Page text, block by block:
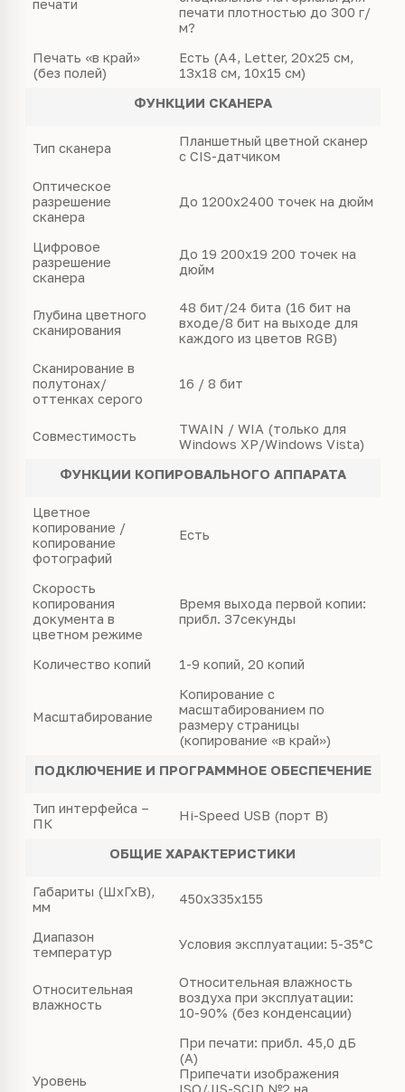
печати
печати плотностью до 300 г/
м?
Печать «в край»
(без полей)
Есть (A4, Letter, 20х25 см,
13х18 см, 10х15 см)
ФУНКЦИИ СКАНЕРА
Тип сканера
Планшетный цветной сканер
с CIS-датчиком
Оптическое
разрешение
сканера
До 1200х2400 точек на дюйм
Цифровое
разрешение
сканера
До 19 200х19 200 точек на
дюйм
Глубина цветного
сканирования
48 бит/24 бита (16 бит на
входе/8 бит на выходе для
каждого из цветов RGB)
Сканирование в
полутонах/
оттенках серого
16 / 8 бит
Совместимость
TWAIN / WIA (только для
Windows XP/Windows Vista)
ФУНКЦИИ КОПИРОВАЛЬНОГО АППАРАТА
Цветное
копирование /
копирование
фотографий
Есть
Скорость
копирования
документа в
цветном режиме
Время выхода первой копии:
прибл. 37секунды
Количество копий 1-9 копий, 20 копий
Масштабирование
Копирование c
масштабированием по
размеру страницы
(копирование «в край»)
ПОДКЛЮЧЕНИЕ И ПРОГРАММНОЕ ОБЕСПЕЧЕНИЕ
Тип интерфейса –
ПК
Hi-Speed USB (порт B)
ОБЩИЕ ХАРАКТЕРИСТИКИ
Габариты (ШхГхВ),
мм
450х335х155
Диапазон
температур
Условия эксплуатации: 5-35°C
Относительная
влажность
Относительная влажность
воздуха при эксплуатации:
10-90% (без конденсации)
Уровень
При печати: прибл. 45,0 дБ
(A)
Припечати изображения
ISO/JIS-SCID №2 на